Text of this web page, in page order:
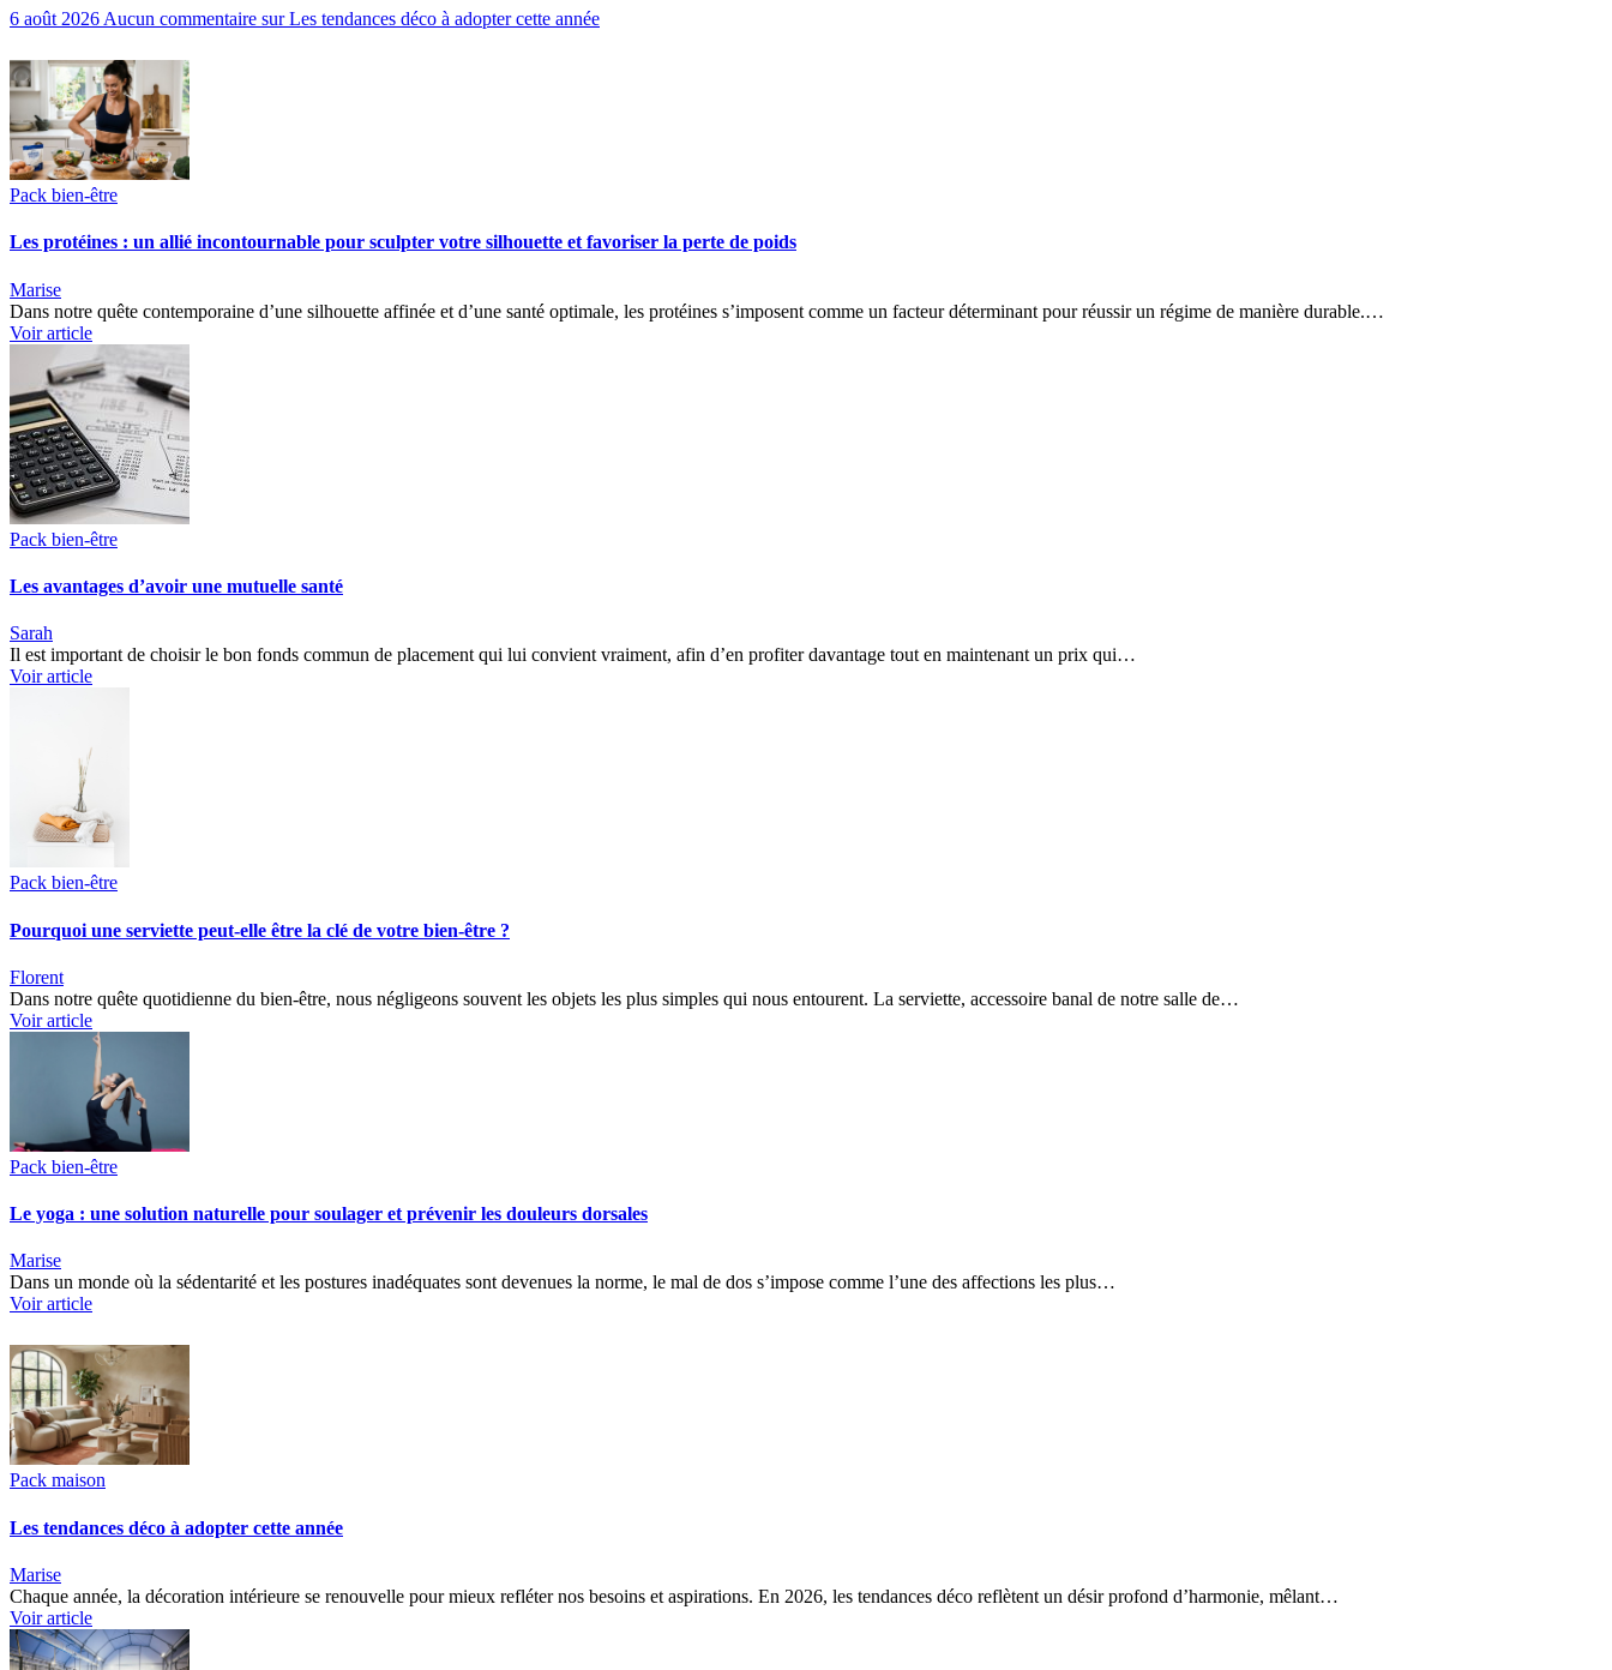
6 août 2026 Aucun commentaire sur Les tendances déco à adopter cette année
Pack bien-être
Les protéines : un allié incontournable pour sculpter votre silhouette et favoriser la perte de poids
Marise
Dans notre quête contemporaine d’une silhouette affinée et d’une santé optimale, les protéines s’imposent comme un facteur déterminant pour réussir un régime de manière durable.…
Voir article
Pack bien-être
Les avantages d’avoir une mutuelle santé
Sarah
Il est important de choisir le bon fonds commun de placement qui lui convient vraiment, afin d’en profiter davantage tout en maintenant un prix qui…
Voir article
Pack bien-être
Pourquoi une serviette peut-elle être la clé de votre bien-être ?
Florent
Dans notre quête quotidienne du bien-être, nous négligeons souvent les objets les plus simples qui nous entourent. La serviette, accessoire banal de notre salle de…
Voir article
Pack bien-être
Le yoga : une solution naturelle pour soulager et prévenir les douleurs dorsales
Marise
Dans un monde où la sédentarité et les postures inadéquates sont devenues la norme, le mal de dos s’impose comme l’une des affections les plus…
Voir article
Pack maison
Les tendances déco à adopter cette année
Marise
Chaque année, la décoration intérieure se renouvelle pour mieux refléter nos besoins et aspirations. En 2026, les tendances déco reflètent un désir profond d’harmonie, mêlant…
Voir article